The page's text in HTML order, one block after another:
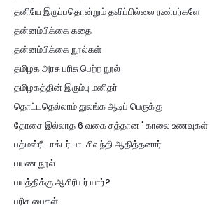
தனியே இருப்பதொன்றும் தவிப்பில்லை நண்பர்களே
தன்னம்பிக்கை கதை
தன்னம்பிக்கை நூல்கள்
தமிழக அரசு பரிசு பெற்ற நூல்
தமிழகத்தின் இரும்பு மனிதர்
தொட்டதெல்லாம் துலங்க ஆடிப் பெருக்கு
தோசை இல்லாத 6 வகை சத்தான ' காலை உணவுகள்
பத்மஸ்ரீ டாக்டர் பா. சிவந்தி ஆதித்தனார்
பயண நூல்
பயத்திக்கு ஆசிரியர் யார்?
பரிசு பைகள்